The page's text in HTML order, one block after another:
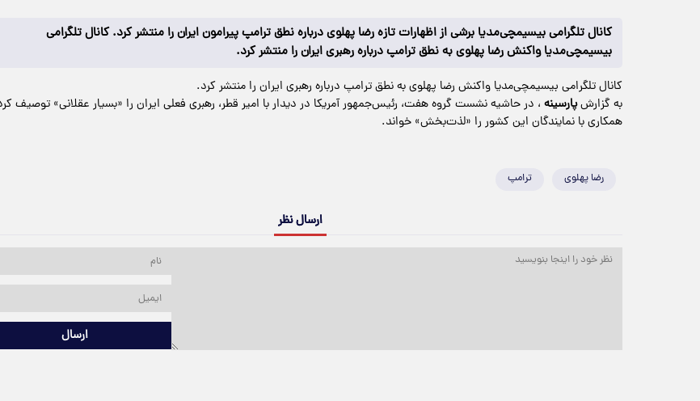
کانال تلگرامی بیسیمچی‌مدیا برشی از اظهارات تازه رضا پهلوی درباره نطق ترامپ پیرامون ایران را منتشر کرد. کانال تلگرامی
بیسیمچی‌مدیا واکنش رضا پهلوی به نطق ترامپ درباره رهبری ایران را منتشر کرد.
کانال تلگرامی بیسیمچی‌مدیا واکنش رضا پهلوی به نطق ترامپ درباره رهبری ایران را منتشر کرد.
به گزارشپارسینه ، در حاشیه نشست گروه هفت، رئیس‌جمهور آمریکا در دیدار با امیر قطر، رهبری فعلی ایران را «بسیار عقلانی» توصیف
همکاری با نمایندگان این کشور را «لذت‌بخش» خواند.
رضا پهلوی ترامپ
ارسال نظر
ارسال